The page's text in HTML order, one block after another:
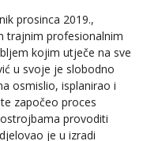
prosinca 2019.,
trajnim profesionalnim
kojim utječe na sve
u svoje je slobodno
osmislio, isplanirao i
započeo proces
provoditi
je u izradi